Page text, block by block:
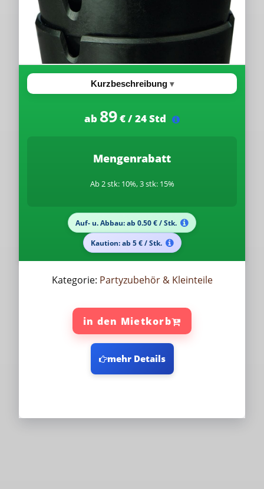
Kurzbeschreibung
ab 89€ / 24 Std
Mengenrabatt
Ab 2 stk: 10%, 3 stk: 15%
Auf- u. Abbau: ab 0.50 € / Stk.
Kaution: ab 5 € / Stk.
Kategorie: Partyzubehör & Kleinteile
in den Mietkorb
mehr Details